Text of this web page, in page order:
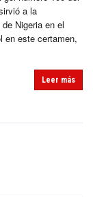
a la
Nigeria en el
en este certamen,
Leer más